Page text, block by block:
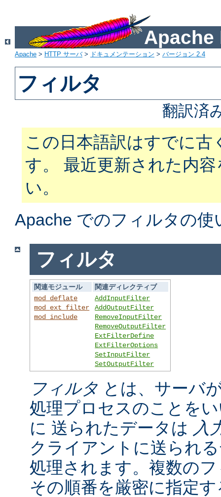
Apache
Apache > HTTP サーバ> ドキュメンテーション > バージョン 2.4
フィルタ
翻訳済
この日本語訳はすでに
す。 最近更新された内
い。
Apache でのフィルタの
フィルタ
関連モジュール
関連ディレクティブ
mod_deflate
mod_ext_filter
mod_include
AddInputFilter
AddOutputFilter
RemoveInputFilter
RemoveOutputFilter
ExtFilterDefine
ExtFilterOptions
SetInputFilter
SetOutputFilter
フィルタ とは、サーバ
処理プロセスのことを
に 送られたデータは 入
クライアントに送られ
処理されます。複数の
その順番を厳密に指定